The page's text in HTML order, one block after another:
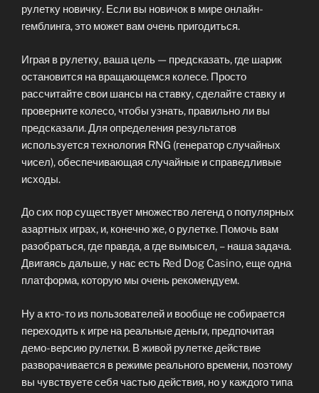
рулетку новичку. Если вы новичок в мире онлайн-
гемблинга, это может вам очень пригодиться.
Играя в рулетку, ваша цель — предсказать, где шарик
остановится на вращающемся колесе. Просто
рассчитайте свои шансы на ставку, сделайте ставку и
проверните колесо, чтобы узнать, правильно ли вы
предсказали. Для определения результатов
используется технология RNG (генератор случайных
чисел), обеспечивающая случайные и справедливые
исходы.
До сих пор существует множество легенд о популярных
азартных играх, и, конечно же, о рулетке. Помочь вам
разобраться, где правда, а где вымысел, – наша задача.
Двигаясь дальше, у нас есть Red Dog Casino, еще одна
платформа, которую мы очень рекомендуем.
Ну а кто-то из пользователей и вообще не собирается
переходить к игре на реальные деньги, предпочитая
демо-версию рулетки. В живой рулетке действие
разворачивается в режиме реального времени, поэтому
вы чувствуете себя частью действия, но у каждого типа